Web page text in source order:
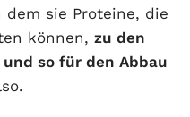
dem sie Proteine, die
können,zu den
so für den Abbau